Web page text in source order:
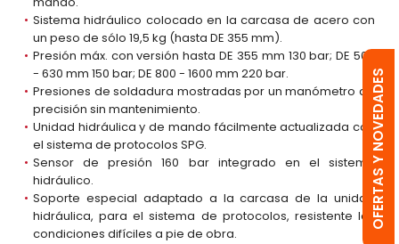
Sistema hidráulico colocado en la carcasa de acero con
un peso de sólo 19,5 kg (hasta DE 355 mm).
Presión máx. con versión hasta DE 355 mm 130 bar; DE 500
- 630 mm 150 bar; DE 800 - 1600 mm 220 bar.
Presiones de soldadura mostradas por un manómetro de
precisión sin mantenimiento.
Unidad hidráulica y de mando fácilmente actualizada con
el sistema de protocolos SPG.
Sensor de presión 160 bar integrado en el sistema
hidráulico.
Soporte especial adaptado a la carcasa de la unidad
hidráulica, para el sistema de protocolos, resistente las
condiciones difíciles a pie de obra.
OFERTAS Y NOVEDADES